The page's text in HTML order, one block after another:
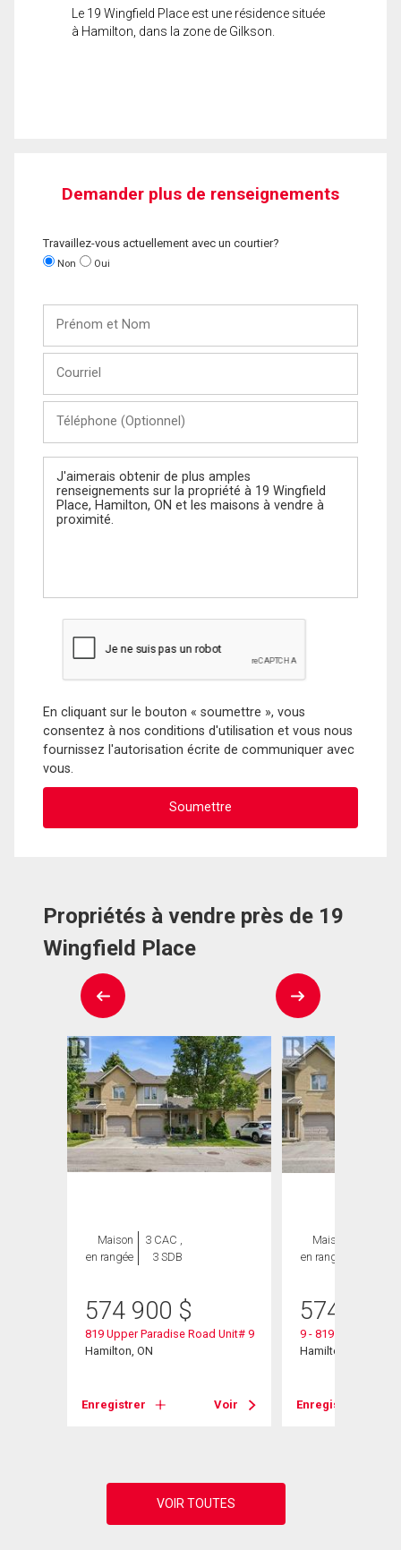
Le 19 Wingfield Place est une résidence située
à Hamilton, dans la zone de Gilkson.
Demander plus de renseignements
Travaillez-vous actuellement avec un courtier?
Non Oui
Nom
(Optionnel)
Message
En cliquant sur le bouton « soumettre », vous
consentez à nos conditions d'utilisation et vous nous
fournissez l'autorisation écrite de communiquer avec
vous.
Propriétés à vendre près de 19
Wingfield Place
Maison
en rangée
3 CAC ,
3 SDB
574 900 $
819 Upper Paradise Road Unit# 9
Hamilton, ON
Enregistrer Voir
Maison
en rangée
574 900
9 - 819 Upper
Hamilton, ON
Enregistrer